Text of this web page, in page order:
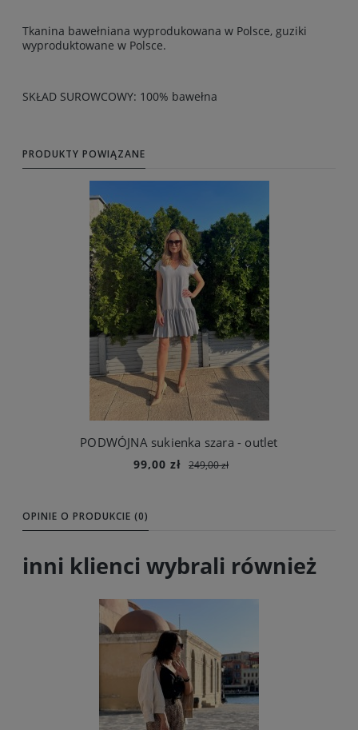
Tkanina bawełniana wyprodukowana w Polsce, guziki
wyproduktowane w Polsce.
SKŁAD SUROWCOWY: 100% bawełna
PRODUKTY POWIĄZANE
PODWÓJNA sukienka szara - outlet
99,00 zł 249,00 zł
OPINIE O PRODUKCIE (0)
inni klienci wybrali również